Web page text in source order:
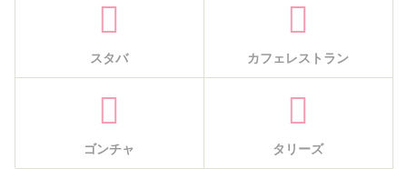
スタバ カフェレストラン
ゴンチャ タリーズ